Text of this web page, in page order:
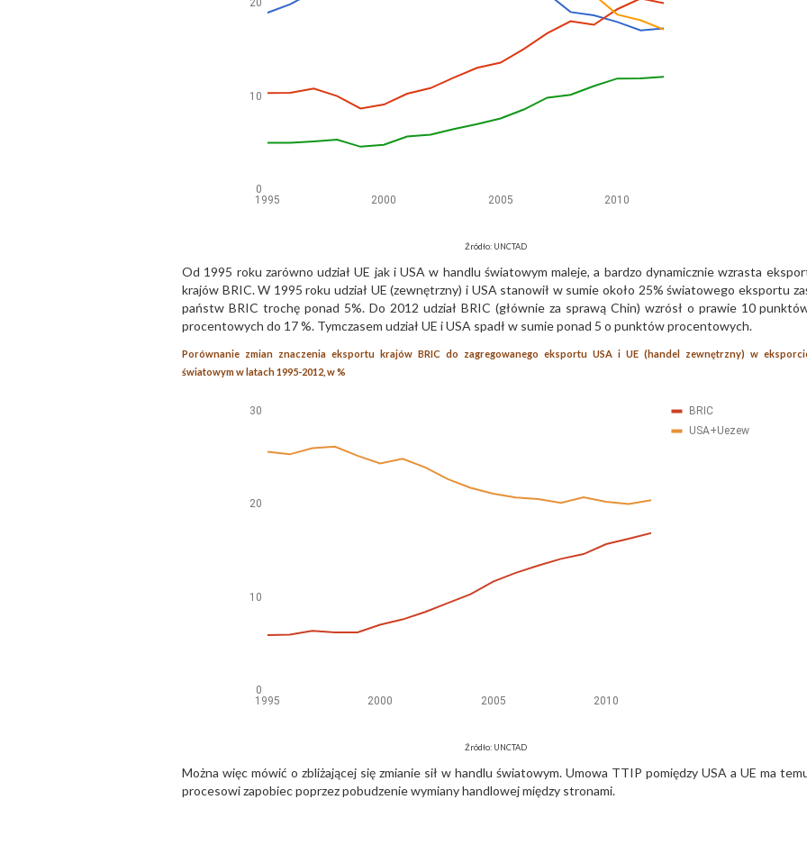
Źródło: UNCTAD
Od 1995 roku zarówno udział UE jak i USA w handlu światowym maleje, a bardzo dynamicznie wzrasta
krajów BRIC. W 1995 roku udział UE (zewnętrzny) i USA stanowił w sumie około 25% światowego eksportu
państw BRIC trochę ponad 5%. Do 2012 udział BRIC (głównie za sprawą Chin) wzrósł o prawie 10
procentowych do 17 %. Tymczasem udział UE i USA spadł w sumie ponad 5 o punktów procentowych.
Porównanie zmian znaczenia eksportu krajów BRIC do zagregowanego eksportu USA i UE (handel zewnętrzny) w
światowym w latach 1995-2012, w %
Źródło: UNCTAD
Można więc mówić o zbliżającej się zmianie sił w handlu światowym. Umowa TTIP pomiędzy USA a UE ma
procesowi zapobiec poprzez pobudzenie wymiany handlowej między stronami.